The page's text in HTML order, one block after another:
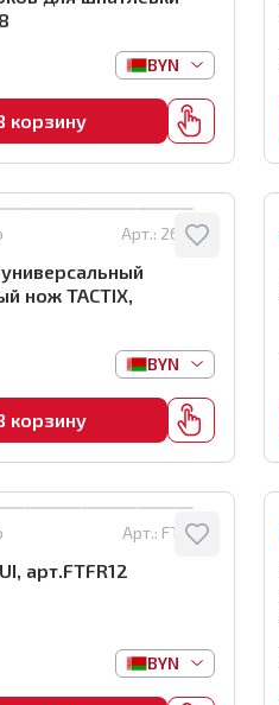
BYN
корзину
Арт.: 261223
нож TACTIX,
BYN
корзину
Арт.: FTFR12
арт.FTFR12
BYN